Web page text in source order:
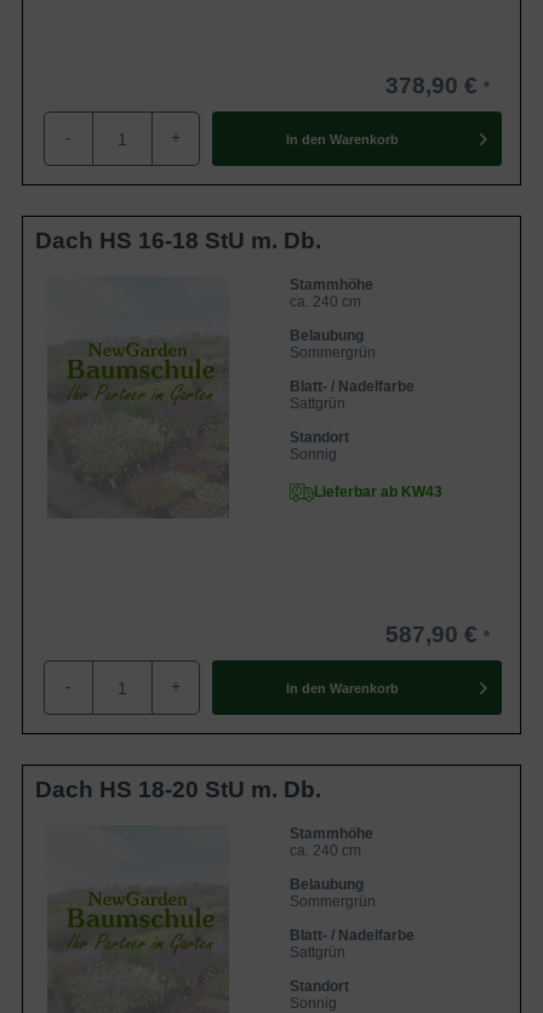
378,90 €
- + In den Warenkorb
Dach HS 16-18 StU m. Db.
Stammhöhe
ca. 240 cm
Belaubung
Sommergrün
Blatt- / Nadelfarbe
Sattgrün
Standort
Sonnig
Lieferbar ab KW43
587,90 €
- + In den Warenkorb
Dach HS 18-20 StU m. Db.
Stammhöhe
ca. 240 cm
Belaubung
Sommergrün
Blatt- / Nadelfarbe
Sattgrün
Standort
Sonnig